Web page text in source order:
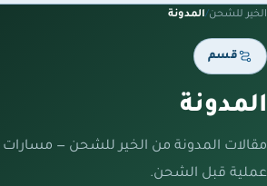
الخير للشحن/المدونة
قسم
المدونة
مقالات المدونة من الخير للشحن — مسارات
عملية قبل الشحن.